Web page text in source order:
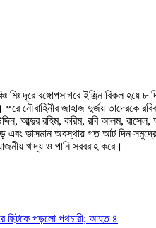
মিঃ দূরে বঙ্গোপসাগরে ইঞ্জিন বিকল
নৌবাহিনীর জাহাজ দুর্জয় তাদেরকে
আব্দুর রহিম, করিম, রবি আলম,
এবং ভাসমান অবস্থায় গত আট দিন
খাদ্য ও পানি সরবরাহ করে।
ছিটকে পড়লো পথচারী; আহত ৪